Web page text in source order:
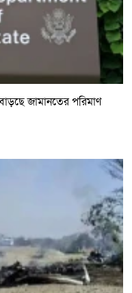
বাড়ছে জামানতের পরিমাণ